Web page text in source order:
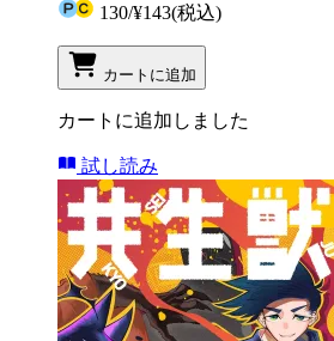
130/¥143(税込)
カートに追加
カートに追加しました
試し読み